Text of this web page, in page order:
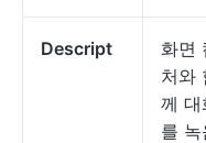
Descript
화면
처와
께 대
를 녹